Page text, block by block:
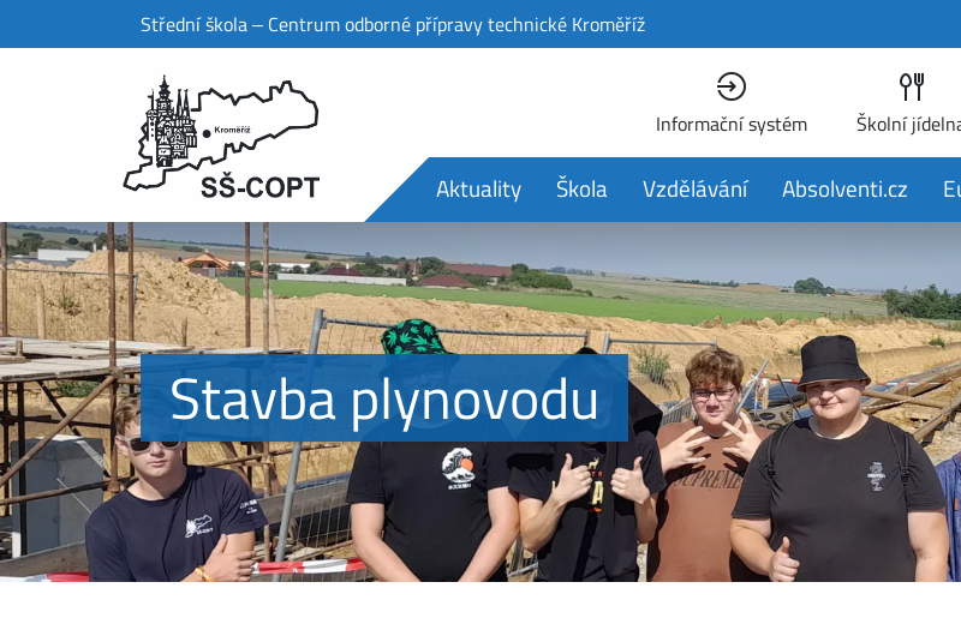
Střední škola ‒ Centrum odborné přípravy technické Kroměříž
Informační systém Školní
Aktuality Škola Vzdělávání Absolventi.cz
Stavba plynovodu